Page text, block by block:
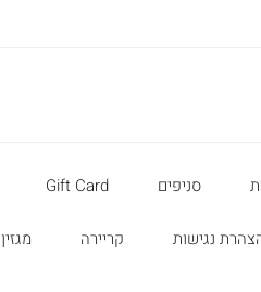
סניפים Gift Card
נגישות קריירה מגזין